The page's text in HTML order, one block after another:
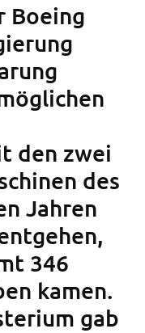
Boeing
den zwei
des
Jahren
346
kamen.
gab